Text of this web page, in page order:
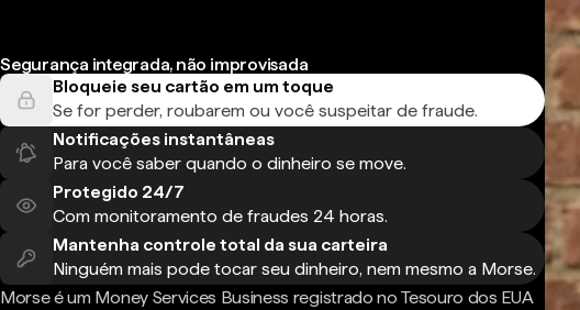
Segurança integrada, não improvisada
Bloqueie seu cartão em um toque
Se for perder, roubarem ou você suspeitar de fraude.
Notificações instantâneas
Para você saber quando o dinheiro se move.
Protegido 24/7
Com monitoramento de fraudes 24 horas.
Mantenha controle total da sua carteira
Ninguém mais pode tocar seu dinheiro, nem mesmo a Morse.
Morse é um Money Services Business registrado no Tesouro dos EUA